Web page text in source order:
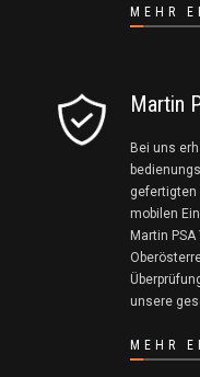
MEHR
Martin
Bei uns
gefertigten
mobilen
Martin
unsere
MEHR